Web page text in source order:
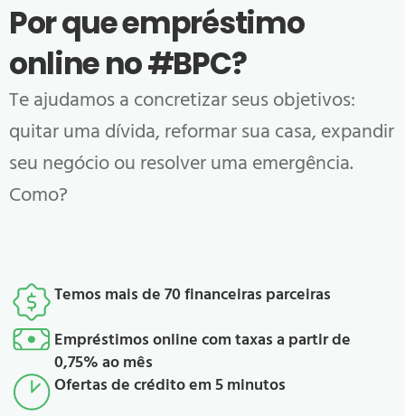
Por que empréstimo
online no #BPC?
Te ajudamos a concretizar seus objetivos:
quitar uma dívida, reformar sua casa, expandir
seu negócio ou resolver uma emergência.
Como?
Temos mais de 70 financeiras parceiras
Empréstimos online com taxas a partir de
0,75% ao mês
Ofertas de crédito em 5 minutos